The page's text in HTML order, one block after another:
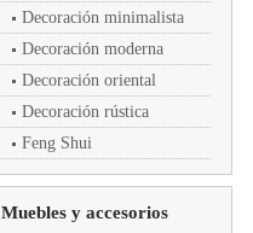
Decoración minimalista
Decoración moderna
Decoración oriental
Decoración rústica
Feng Shui
Muebles y accesorios